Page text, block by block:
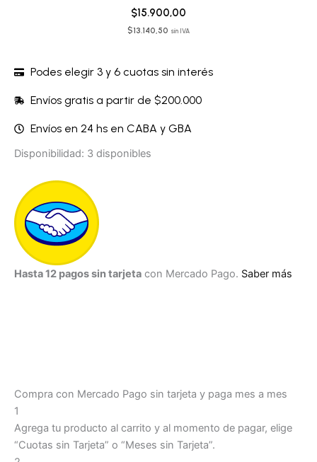
$15.900,00
$13.140,50 sin IVA
Podes elegir 3 y 6 cuotas sin interés
Envíos gratis a partir de $200.000
Envíos en 24 hs en CABA y GBA
Disponibilidad: 3 disponibles
Hasta 12 pagos sin tarjeta con Mercado Pago. Saber más
Compra con Mercado Pago sin tarjeta y paga mes a mes
1
Agrega tu producto al carrito y al momento de pagar, elige
“Cuotas sin Tarjeta” o “Meses sin Tarjeta”.
Aceite
S04SSS50
cantidad